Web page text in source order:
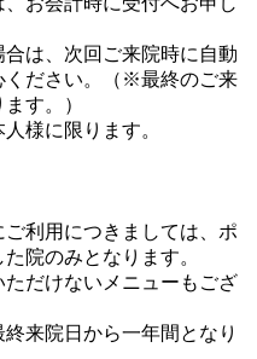
は、次回ご来院時に自動
ください。（※最終のご来
す。）
様に限ります。
利用につきましては、ポ
院のみとなります。
だけないメニューもござ
来院日から一年間となり